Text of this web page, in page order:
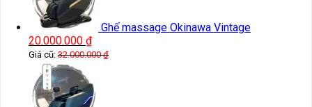
Ghế massage Okinawa Vintage
20.000.000 ₫
Giá cũ: 32.000.000₫